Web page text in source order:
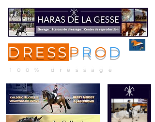
DRESS P R O D
100% dressage